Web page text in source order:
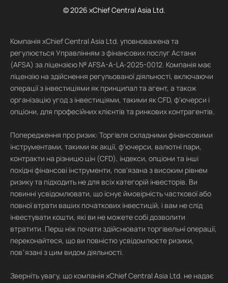
© 2026 xChief Central Asia Ltd.
Компанія xChief Central Asia Ltd. уповноважена та
регулюється Управлінням з фінансових послуг Астани
(AFSA) за ліцензією № AFSA-A-LA-2025-0012. Компанія має
ліцензію на здійснення регульованої діяльності, включаючи
операції з інвестиціями як принципал та агент, а також
організацію угод з інвестиціями, такими як CFD, ф'ючерси і
опціони, для професійних клієнтів та ринкових контрагентів.
Попередження про ризик: Торгівля складними фінансовими
інструментами, такими як акції, ф'ючерси, валютні пари,
контракти на різницю цін (CFD), індекси, опціони та інші
похідні фінансові інструменти, пов'язана з високим рівнем
ризику та підходить не для всіх категорій інвесторів. Ви
повинні усвідомлювати, що існує ймовірність часткової або
повної втрати ваших початкових інвестицій, і вам не слід
інвестувати кошти, які ви не можете собі дозволити
втратити. Перш ніж почати здійснювати торгівельні операції,
переконайтеся, що ви повністю усвідомлюєте ризики,
повʼязані з цим видом діяльності.
Зверніть увагу, що компанія xChief Central Asia Ltd. не надає